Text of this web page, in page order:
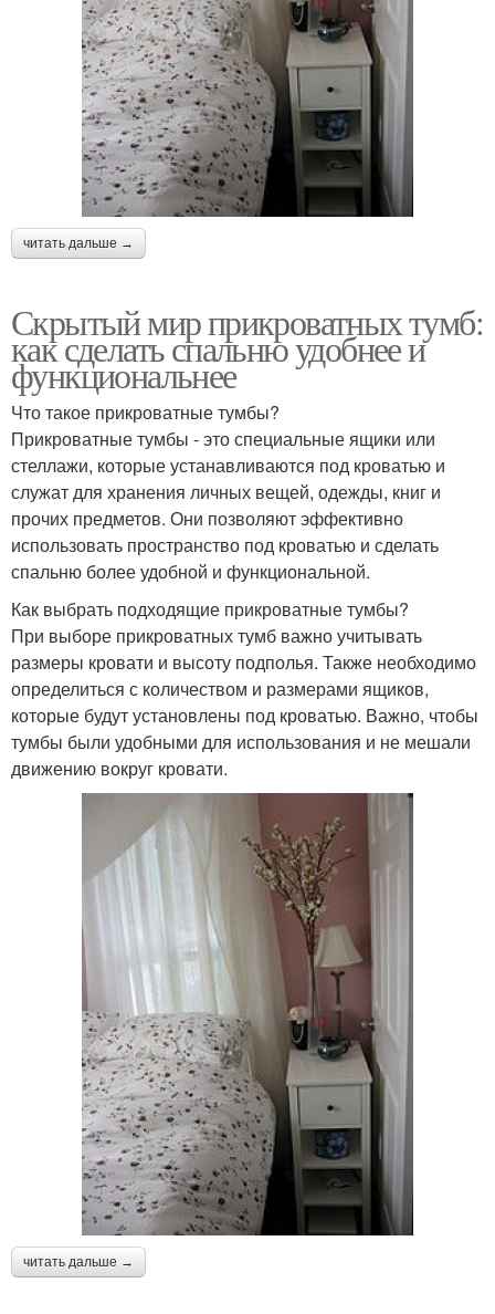
читать дальше →
Скрытый мир прикроватных тумб:
как сделать спальню удобнее и
функциональнее
Что такое прикроватные тумбы?
Прикроватные тумбы - это специальные ящики или
стеллажи, которые устанавливаются под кроватью и
служат для хранения личных вещей, одежды, книг и
прочих предметов. Они позволяют эффективно
использовать пространство под кроватью и сделать
спальню более удобной и функциональной.
Как выбрать подходящие прикроватные тумбы?
При выборе прикроватных тумб важно учитывать
размеры кровати и высоту подполья. Также необходимо
определиться с количеством и размерами ящиков,
которые будут установлены под кроватью. Важно, чтобы
тумбы были удобными для использования и не мешали
движению вокруг кровати.
читать дальше →